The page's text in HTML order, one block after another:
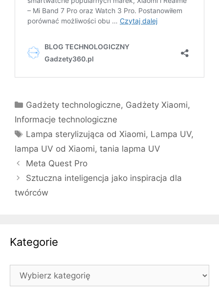
Kategorie
Gadżety technologiczne, Gadżety Xiaomi,
Informacje technologiczne
Tagi
Lampa sterylizująca od Xiaomi, Lampa UV,
lampa UV od Xiaomi, tania lapma UV
Meta Quest Pro
Sztuczna inteligencja jako inspiracja dla
twórców
Kategorie
Kategorie